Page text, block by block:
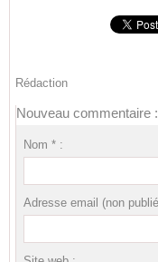
Rédaction
Nouveau commentaire :
Nom * :
Adresse email (non